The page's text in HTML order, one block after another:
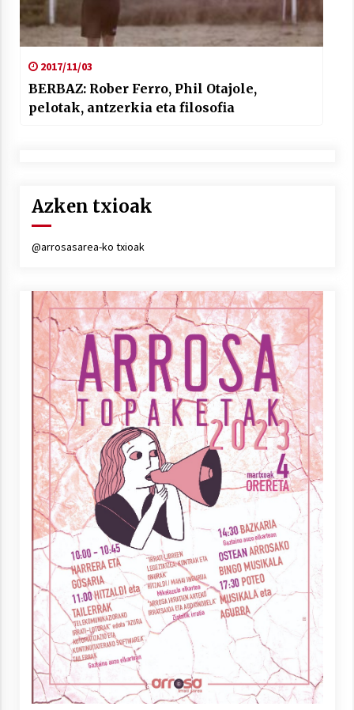
2017/11/03
BERBAZ: Rober Ferro, Phil Otajole,
pelotak, antzerkia eta filosofia
Azken txioak
@arrosasarea-ko txioak